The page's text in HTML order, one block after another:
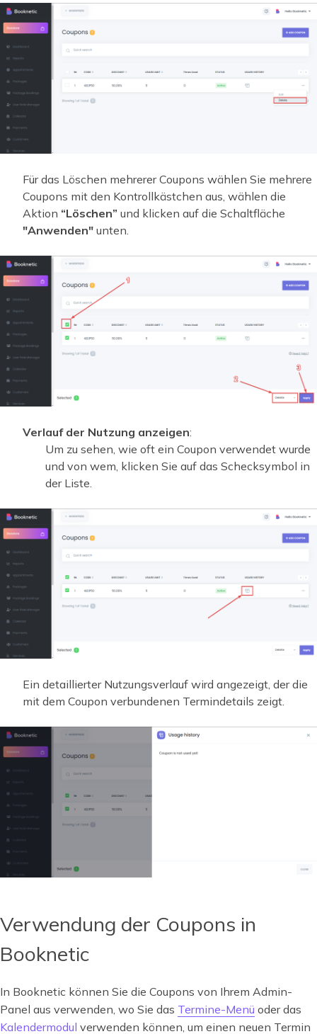
Für das Löschen mehrerer Coupons wählen Sie mehrere
Coupons mit den Kontrollkästchen aus, wählen die
Aktion “Löschen” und klicken auf die Schaltfläche
"Anwenden" unten.
Verlauf der Nutzung anzeigen:
Um zu sehen, wie oft ein Coupon verwendet wurde
und von wem, klicken Sie auf das Schecksymbol in
der Liste.
Ein detaillierter Nutzungsverlauf wird angezeigt, der die
mit dem Coupon verbundenen Termindetails zeigt.
Verwendung der Coupons in
Booknetic
In Booknetic können Sie die Coupons von Ihrem Admin-
Panel aus verwenden, wo Sie das Termine-Menü oder das
Kalendermodul verwenden können, um einen neuen Termin